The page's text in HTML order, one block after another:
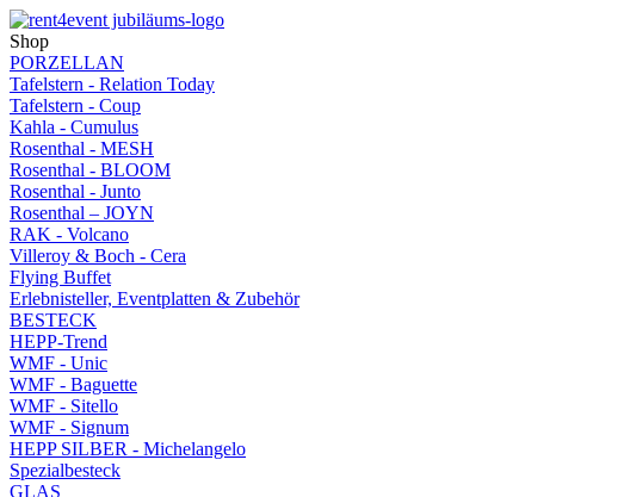
Shop
PORZELLAN
Tafelstern - Relation Today
Tafelstern - Coup
Kahla - Cumulus
Rosenthal - MESH
Rosenthal - BLOOM
Rosenthal - Junto
Rosenthal – JOYN
RAK - Volcano
Villeroy & Boch - Cera
Flying Buffet
Erlebnisteller, Eventplatten & Zubehör
BESTECK
HEPP-Trend
WMF - Unic
WMF - Baguette
WMF - Sitello
WMF - Signum
HEPP SILBER - Michelangelo
Spezialbesteck
GLAS